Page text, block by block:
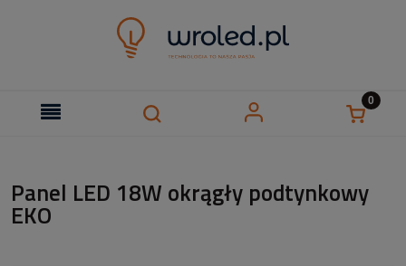
Panel LED 18W okrągły podtynkowy
EKO